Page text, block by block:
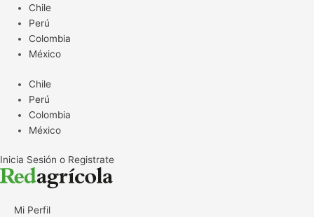
contenido
Chile
Perú
Colombia
México
Chile
Perú
Colombia
México
Inicia Sesión o Registrate
Mi Perfil